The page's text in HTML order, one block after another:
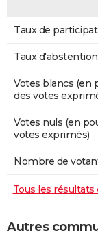
Taux de
Taux d'abstention
Votes blancs (en
des votes
Votes nuls (en
votes exprimés)
Nombre de
Tous les
Autres